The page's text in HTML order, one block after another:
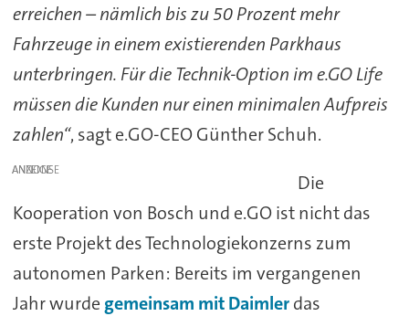
erreichen – nämlich bis zu 50 Prozent mehr
Fahrzeuge in einem existierenden Parkhaus
unterbringen. Für die Technik-Option im e.GO Life
müssen die Kunden nur einen minimalen Aufpreis
zahlen“, sagt e.GO-CEO Günther Schuh.
ANZEIGE
Die
Kooperation von Bosch und e.GO ist nicht das
erste Projekt des Technologiekonzerns zum
autonomen Parken: Bereits im vergangenen
Jahr wurde gemeinsam mit Daimlerdas